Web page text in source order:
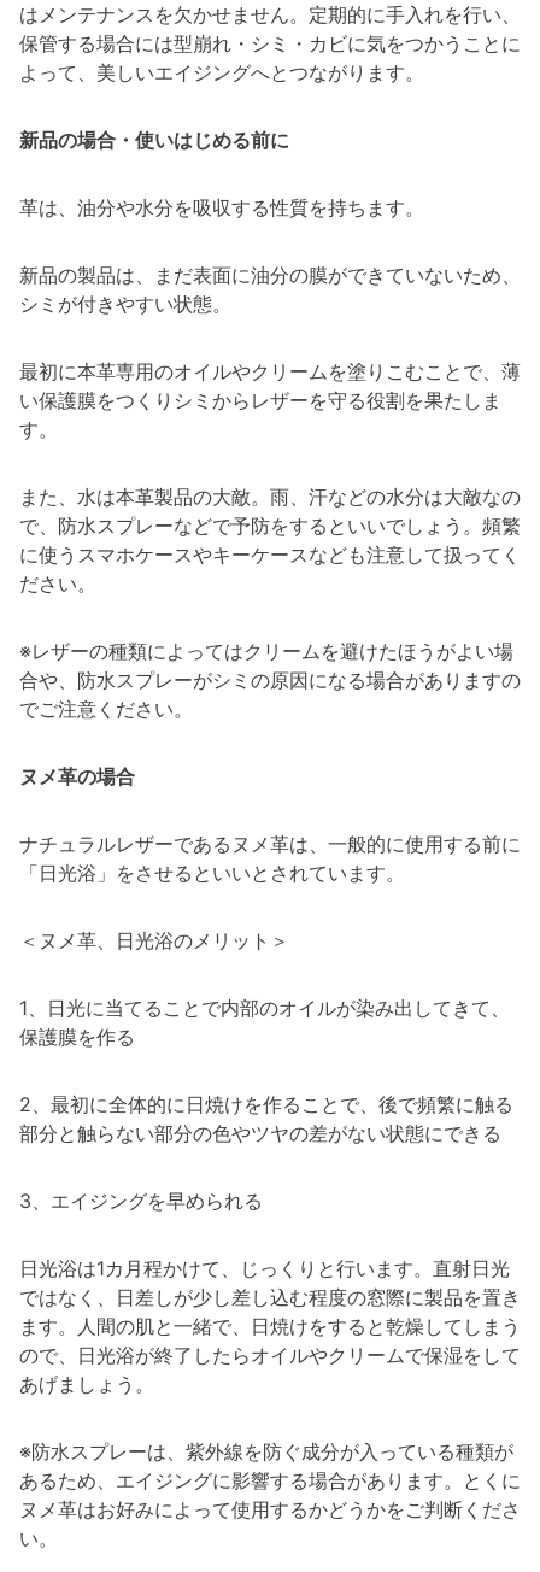
はメンテナンスを欠かせません。定期的に手入れを行い、
保管する場合には型崩れ・シミ・カビに気をつかうことに
よって、美しいエイジングへとつながります。
新品の場合・使いはじめる前に
革は、油分や水分を吸収する性質を持ちます。
新品の製品は、まだ表面に油分の膜ができていないため、
シミが付きやすい状態。
最初に本革専用のオイルやクリームを塗りこむことで、薄
い保護膜をつくりシミからレザーを守る役割を果たしま
す。
また、水は本革製品の大敵。雨、汗などの水分は大敵なの
で、防水スプレーなどで予防をするといいでしょう。頻繁
に使うスマホケースやキーケースなども注意して扱ってく
ださい。
※レザーの種類によってはクリームを避けたほうがよい場
合や、防水スプレーがシミの原因になる場合がありますの
でご注意ください。
ヌメ革の場合
ナチュラルレザーであるヌメ革は、一般的に使用する前に
「日光浴」をさせるといいとされています。
＜ヌメ革、日光浴のメリット＞
1、日光に当てることで内部のオイルが染み出してきて、
保護膜を作る
2、最初に全体的に日焼けを作ることで、後で頻繁に触る
部分と触らない部分の色やツヤの差がない状態にできる
3、エイジングを早められる
日光浴は1カ月程かけて、じっくりと行います。直射日光
ではなく、日差しが少し差し込む程度の窓際に製品を置き
ます。人間の肌と一緒で、日焼けをすると乾燥してしまう
ので、日光浴が終了したらオイルやクリームで保湿をして
あげましょう。
※防水スプレーは、紫外線を防ぐ成分が入っている種類が
あるため、エイジングに影響する場合があります。とくに
ヌメ革はお好みによって使用するかどうかをご判断くださ
い。